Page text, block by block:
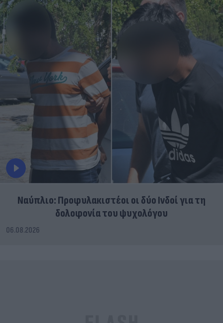
Ναύπλιο: Προφυλακιστέοι οι δύο Ινδοί για τη
δολοφονία του ψυχολόγου
06.08.2026